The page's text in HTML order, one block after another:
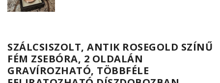
SZÁLCSISZOLT, ANTIK ROSEGOLD SZÍNŰ
FÉM ZSEBÓRA, 2 OLDALÁN
GRAVÍROZHATÓ, TÖBBFÉLE